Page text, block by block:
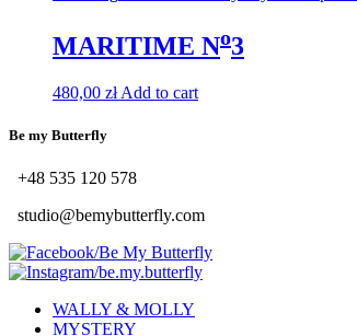
MARITIME No3
480,00 zł Add to cart
Be my Butterfly
+48 535 120 578
studio@bemybutterfly.com
/Be My Butterfly
/be.my.butterfly
WALLY & MOLLY
MYSTERY